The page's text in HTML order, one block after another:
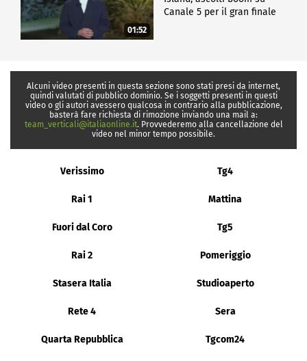
01:52
Canale 5 per il gran finale
Alcuni video presenti in questa sezione sono stati presi da internet,
quindi valutati di pubblico dominio. Se i soggetti presenti in questi
video o gli autori avessero qualcosa in contrario alla pubblicazione,
basterà fare richiesta di rimozione inviando una mail a:
team_verticali@italiaonline.it. Provvederemo alla cancellazione del
video nel minor tempo possibile.
Verissimo Tg4
Rai 1 Mattina
Fuori dal Coro Tg5
Rai 2 Pomeriggio
Stasera Italia Studioaperto
Rete 4 Sera
Quarta Repubblica Tgcom24